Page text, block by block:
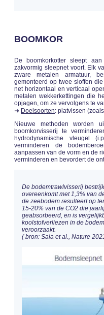
BOOMKOR
De boomkorkotter sleept
zakvormig sleepnet voort. Elk
zware metalen armatuur,
gemonteerd op twee sloffen
net horizontaal en verticaal
metalen wekkerkettingen die
opjagen, om ze vervolgens te
➜ Doelsoorten: platvissen
Nieuwe methoden worden
boomkorvisserij te
hydrodynamische vleugel
verminderen de
aanpassen van de vorm en de
verminderen en bevordert de
De bodemtrawlvisserij
overeenkomt met 1,3% van
de zeebodem resulteert op
15-20% van de CO2 die
geabsorbeerd, en is
koolstofverliezen in de
veroorzaakt.
( bron: Sala et al., Nature